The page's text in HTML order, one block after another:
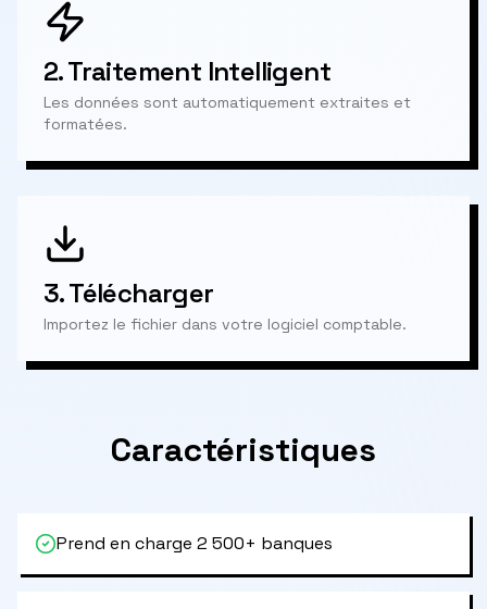
2.Traitement Intelligent
Les données sont automatiquement extraites et
formatées.
3.Télécharger
Importez le fichier dans votre logiciel comptable.
Caractéristiques
Prend en charge 2 500+ banques